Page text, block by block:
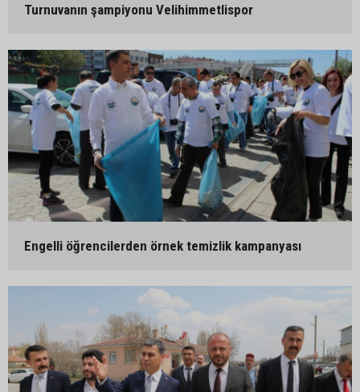
Turnuvanın şampiyonu Velihimmetlispor
Engelli öğrencilerden örnek temizlik kampanyası